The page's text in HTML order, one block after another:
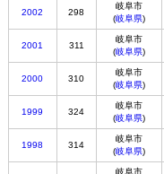
2002 298
岐阜市
(岐阜県)
2001 311
岐阜市
(岐阜県)
2000 310
岐阜市
(岐阜県)
1999 324
岐阜市
(岐阜県)
1998 314
岐阜市
(岐阜県)
岐阜市